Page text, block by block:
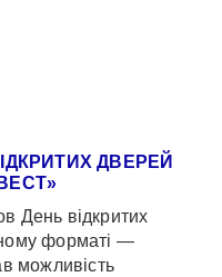
ДВЕРЕЙ
День відкритих
форматі —
можливість